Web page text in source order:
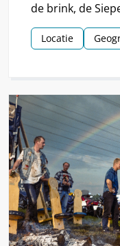
de brink, de
Dwingelderveld.
middeleeuwen.
Locatie